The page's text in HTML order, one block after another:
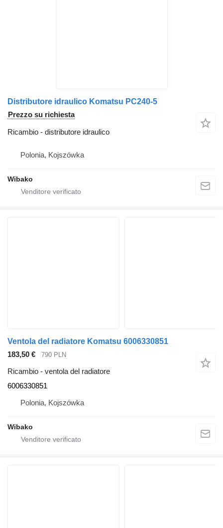
Distributore idraulico Komatsu PC240-5
Prezzo su richiesta
Ricambio - distributore idraulico
Polonia, Kojszówka
Wibako
Ventola del radiatore Komatsu 6006330851
183,50 €
790 PLN
Ricambio - ventola del radiatore
6006330851
Polonia, Kojszówka
Wibako